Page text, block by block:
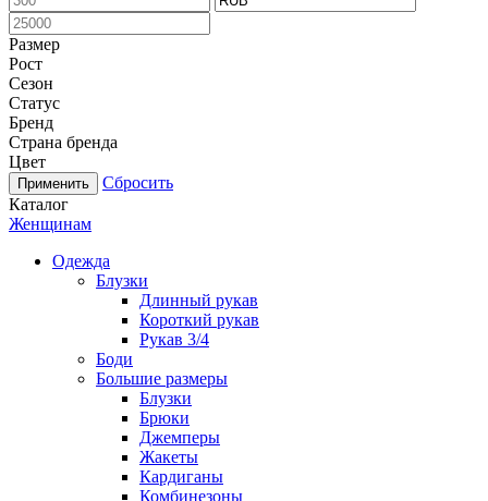
Размер
Рост
Сезон
Статус
Бренд
Страна бренда
Цвет
Сбросить
Каталог
Женщинам
Одежда
Блузки
Длинный рукав
Короткий рукав
Рукав 3/4
Боди
Большие размеры
Блузки
Брюки
Джемперы
Жакеты
Кардиганы
Комбинезоны